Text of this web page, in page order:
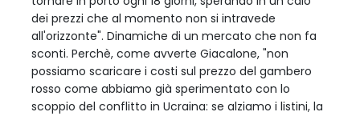
dei prezzi che al momento non si intravede
all'orizzonte". Dinamiche di un mercato che non fa
sconti. Perchè, come avverte Giacalone, "non
possiamo scaricare i costi sul prezzo del gambero
rosso come abbiamo già sperimentato con lo
scoppio del conflitto in Ucraina: se alziamo i listini, la